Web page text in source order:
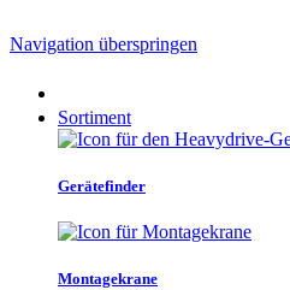
Navigation überspringen
Sortiment
Gerätefinder
Montagekrane